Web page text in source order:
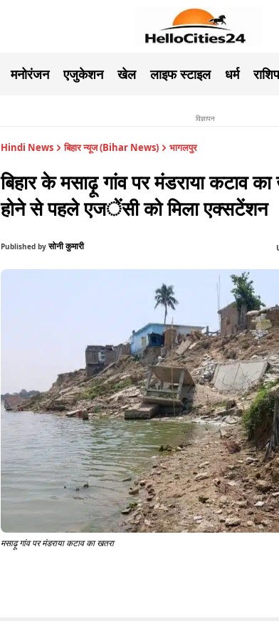
मनोरंजन एजुकेशन खेल लाइफ स्टाइल धर्म
विज्ञापन
Hindi News बिहार न्यूज (Bihar News) भागलपुर
बिहार के मसाढ़ू गांव पर मंडराया कटाव
होने से पहले एजेंसी को मिला एक्सटेंशन
Published by सोनी कुमारी
मसाढ़ू गांव पर मंडराया कटाव का खतरा